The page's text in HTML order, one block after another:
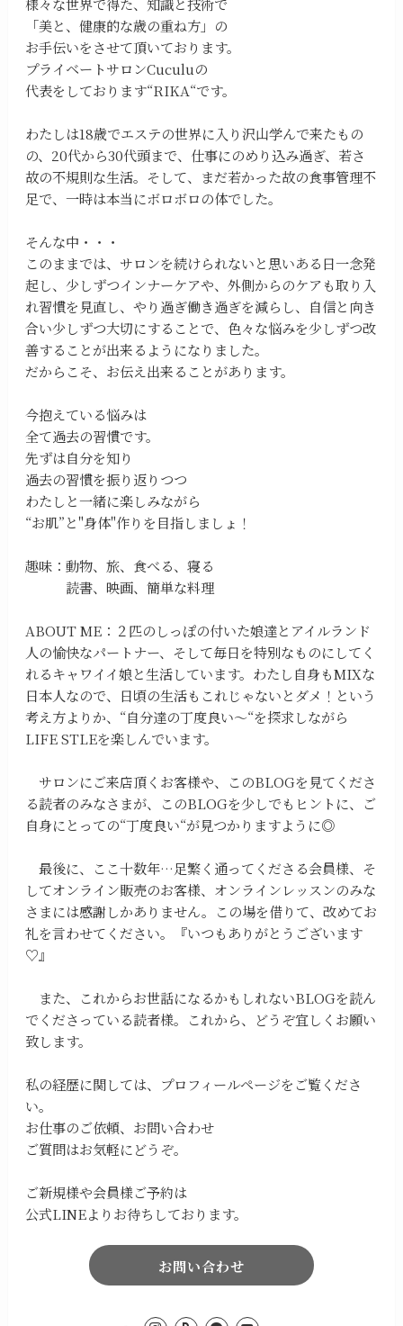
様々な世界で得た、知識と技術で
「美と、健康的な歳の重ね方」の
お手伝いをさせて頂いております。
プライベートサロンCuculuの
代表をしております“RIKA“です。
わたしは18歳でエステの世界に入り沢山学んで来たもの
の、20代から30代頭まで、仕事にのめり込み過ぎ、若さ
故の不規則な生活。そして、まだ若かった故の食事管理不
足で、一時は本当にボロボロの体でした。
そんな中・・・
このままでは、サロンを続けられないと思いある日一念発
起し、少しずつインナーケアや、外側からのケアも取り入
れ習慣を見直し、やり過ぎ働き過ぎを減らし、自信と向き
合い少しずつ大切にすることで、色々な悩みを少しずつ改
善することが出来るようになりました。
だからこそ、お伝え出来ることがあります。
今抱えている悩みは
全て過去の習慣です。
先ずは自分を知り
過去の習慣を振り返りつつ
わたしと一緒に楽しみながら
“お肌”と"身体"作りを目指しましょ！
趣味：動物、旅、食べる、寝る
読書、映画、簡単な料理
ABOUT ME：２匹のしっぽの付いた娘達とアイルランド
人の愉快なパートナー、そして毎日を特別なものにしてく
れるキャワイイ娘と生活しています。わたし自身もMIXな
日本人なので、日頃の生活もこれじゃないとダメ！という
考え方よりか、“自分達の丁度良い〜“を探求しながら
LIFE STLEを楽しんでいます。
サロンにご来店頂くお客様や、このBLOGを見てくださ
る読者のみなさまが、このBLOGを少しでもヒントに、ご
自身にとっての“丁度良い“が見つかりますように◎
最後に、ここ十数年…足繁く通ってくださる会員様、そ
してオンライン販売のお客様、オンラインレッスンのみな
さまには感謝しかありません。この場を借りて、改めてお
礼を言わせてください。『いつもありがとうございます
♡』
また、これからお世話になるかもしれないBLOGを読ん
でくださっている読者様。これから、どうぞ宜しくお願い
致します。
私の経歴に関しては、プロフィールページをご覧くださ
い。
お仕事のご依頼、お問い合わせ
ご質問はお気軽にどうぞ。
ご新規様や会員様ご予約は
公式LINEよりお待ちしております。
お問い合わせ